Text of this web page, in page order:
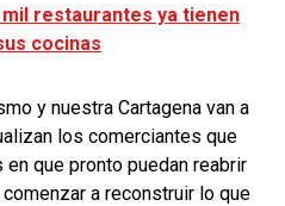
restaurantes ya tienen
cocinas
y nuestra Cartagena van a
los comerciantes que
que pronto puedan reabrir
a reconstruir lo que